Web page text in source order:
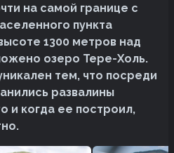
на самой границе с
пункта
1300 метров над
озеро Тере-Холь.
тем, что посреди
развалины
и когда ее построил,